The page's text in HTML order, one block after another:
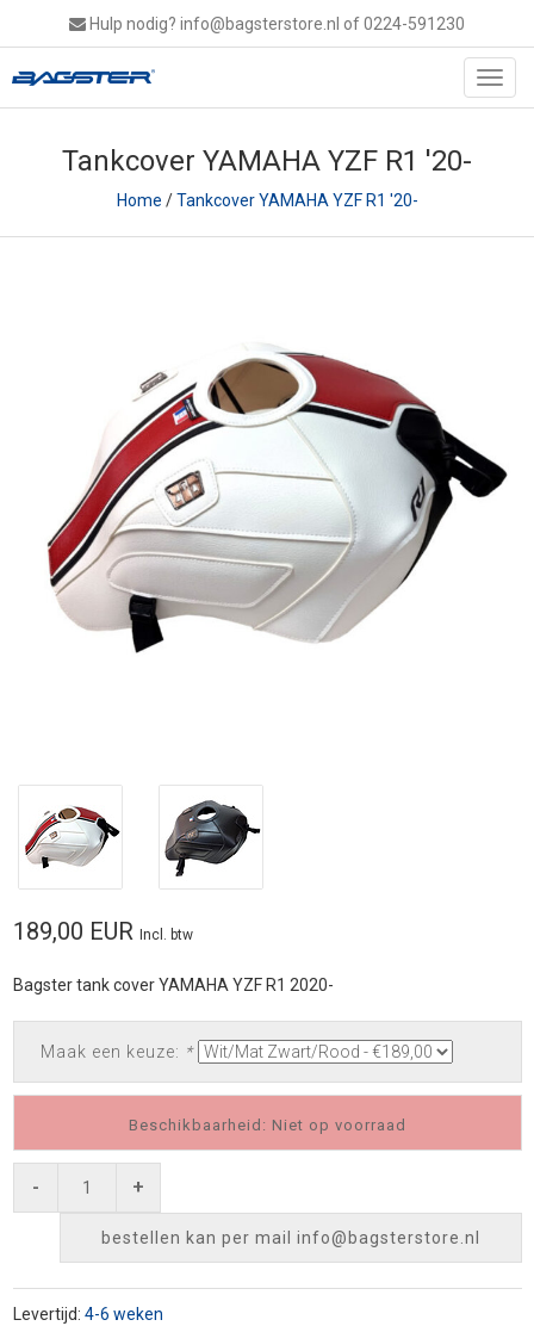
Hulp nodig? info@bagsterstore.nl of 0224-591230
Tankcover YAMAHA YZF R1 '20-
Home /Tankcover YAMAHA YZF R1 '20-
189,00 EUR Incl. btw
Bagster tank cover YAMAHA YZF R1 2020-
Maak een keuze: *
Beschikbaarheid: Niet op voorraad
- +
bestellen kan per mail info@bagsterstore.nl
Levertijd: 4-6 weken